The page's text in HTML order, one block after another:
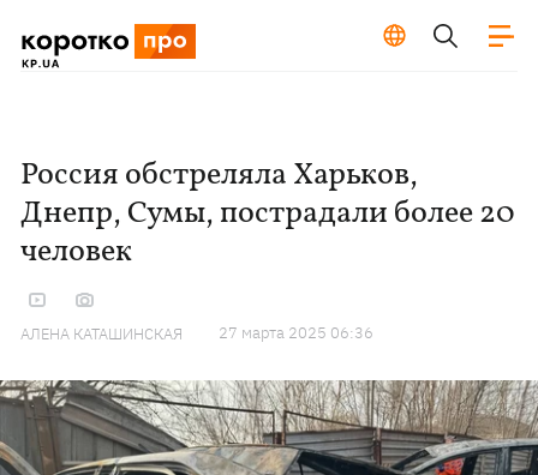
Россия обстреляла Харьков,
Днепр, Сумы, пострадали более 20
человек
АЛЕНА КАТАШИНСКАЯ 27 марта 2025 06:36